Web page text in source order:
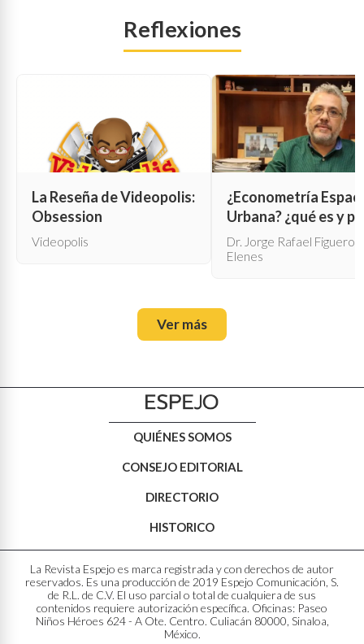
Reflexiones
La Reseña de Videopolis:
Obsession
Videopolis
¿Econometría
Urbana? ¿qué es y
qué sirve?
Dr. Jorge Rafael Figueroa
Elenes
Ver más
QUIÉNES SOMOS
CONSEJO EDITORIAL
DIRECTORIO
HISTORICO
La Revista Espejo es marca registrada y con derechos de autor
reservados. Es una producción de 2019 Espejo Comunicación, S.
de R.L. de C.V. El uso parcial o total de cualquiera de sus
contenidos requiere autorización específica. Oficinas: Paseo
Niños Héroes 624 - A Ote. Centro. Culiacán 80000, Sinaloa,
México.